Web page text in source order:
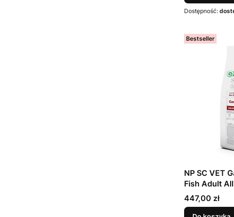
Dostępność:
Bestseller
NP SC VET
Fish Adult
Cena
447,00 zł